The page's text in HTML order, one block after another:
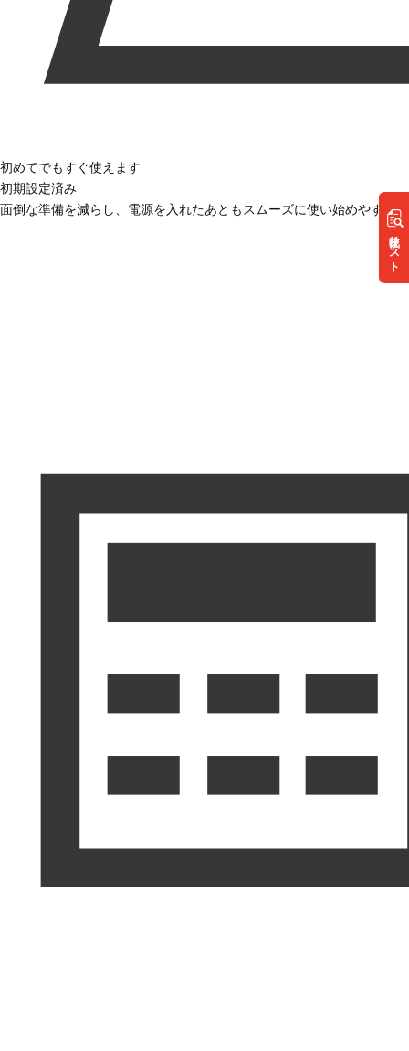
リスト
初めてでもすぐ使えます
初期設定済み
面倒な準備を減らし、電源を入れたあともスムーズに使い始めやすい